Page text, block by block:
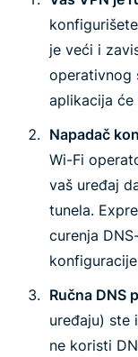
je veći i
operativnog
aplikacija
Napadač
Wi-Fi
vaš uređaj
tunela.
curenja
Ručna DNS
uređaju) ste
ne koristi